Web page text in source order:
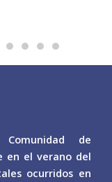
de
en el verano del
ocurridos en